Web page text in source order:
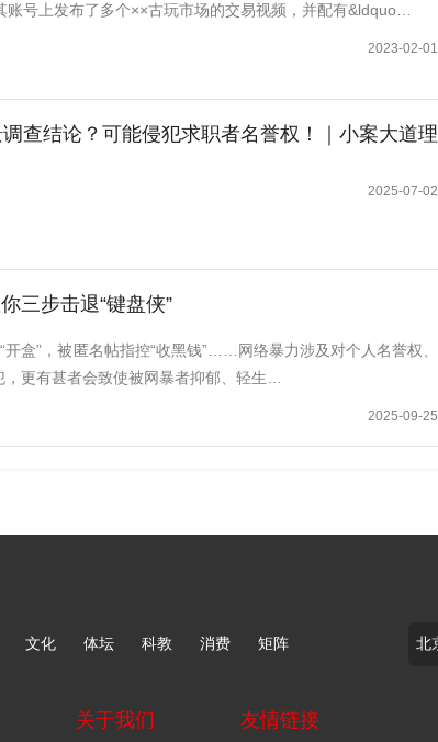
号上发布了多个××古玩市场的交易视频，并配有&ldquo…
2023-02-01
查结论？可能侵犯求职者名誉权！｜小案大道理
2025-07-02
三步击退“键盘侠”
盒”，被匿名帖指控“收黑钱”……网络暴力涉及对个人名誉权、
更有甚者会致使被网暴者抑郁、轻生…
2025-09-25
文化 体坛 科教 消费 矩阵
关于我们 友情链接